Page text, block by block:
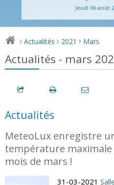
Jeudi 06 août
> Actualités > 2021 > Mars
Actualités - mars
Actualités
MeteoLux enregistre
température
mois de mars !
31-03-2021